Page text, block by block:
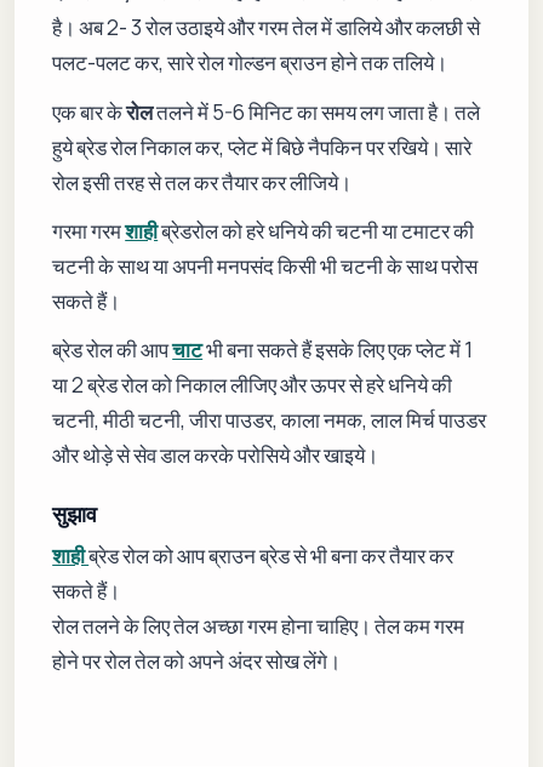
है। अब 2- 3 रोल उठाइये और गरम तेल में डालिये और कलछी से
पलट-पलट कर, सारे रोल गोल्डन ब्राउन होने तक तलिये।
एक बार केरोलतलने में 5-6 मिनिट का समय लग जाता है। तले
हुये ब्रेड रोल निकाल कर, प्लेट में बिछे नैपकिन पर रखिये। सारे
रोल इसी तरह से तल कर तैयार कर लीजिये।
गरमा गरमशाहीब्रेडरोल को हरे धनिये की चटनी या टमाटर की
चटनी के साथ या अपनी मनपसंद किसी भी चटनी के साथ परोस
सकते हैं।
ब्रेड रोल की आपचाटभी बना सकते हैं इसके लिए एक प्लेट में 1
या 2 ब्रेड रोल को निकाल लीजिए और ऊपर से हरे धनिये की
चटनी, मीठी चटनी, जीरा पाउडर, काला नमक, लाल मिर्च पाउडर
और थोड़े से सेव डाल करके परोसिये और खाइये।
सुझाव
शाहीब्रेड रोल को आप ब्राउन ब्रेड से भी बना कर तैयार कर
सकते हैं।
रोल तलने के लिए तेल अच्छा गरम होना चाहिए। तेल कम गरम
होने पर रोल तेल को अपने अंदर सोख लेंगे।